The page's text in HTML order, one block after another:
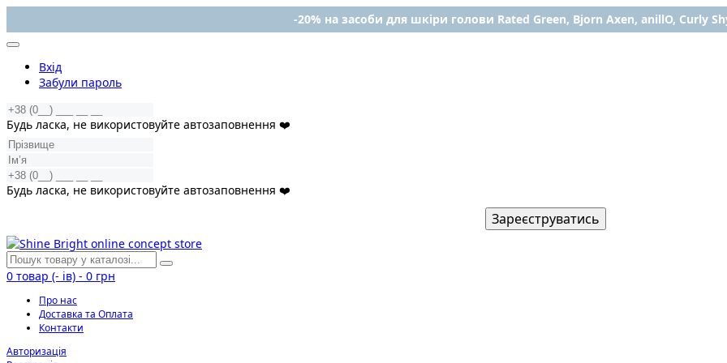
-20% на засоби для шкіри голови Rated Green, Bjorn Axen, anillO, Curly
Вхід
Забули пароль
Будь ласка, не використовуйте автозаповнення ❤️
Будь ласка, не використовуйте автозаповнення ❤️
Зареєструватись
0 товар (- ів) - 0 грн
Про нас
Доставка та Оплата
Контакти
Авторизація